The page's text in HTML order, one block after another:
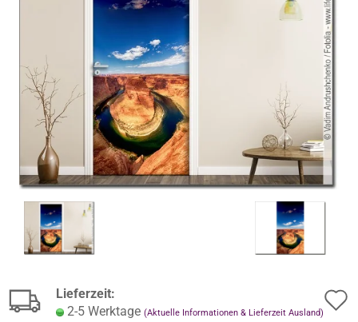
Lieferzeit:
2-5 Werktage (Aktuelle Informationen & Lieferzeit Ausland)